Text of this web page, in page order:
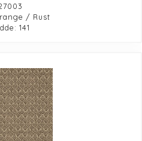
/ Rust
141